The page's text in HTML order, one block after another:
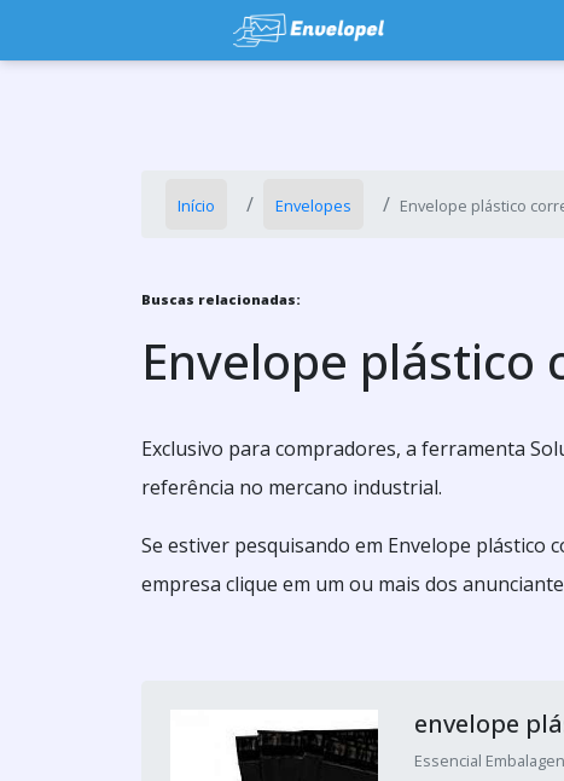
Início Envelopes Envelope plástico
Buscas relacionadas:
Envelope plástico
Exclusivo para compradores, a ferramenta
referência no mercano industrial.
Se estiver pesquisando em Envelope
empresa clique em um ou mais dos
envelope
Essencial